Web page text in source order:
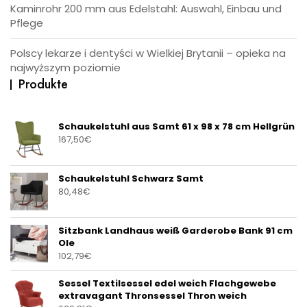
Kaminrohr 200 mm aus Edelstahl: Auswahl, Einbau und
Pflege
Polscy lekarze i dentyści w Wielkiej Brytanii – opieka na
najwyższym poziomie
Produkte
Schaukelstuhl aus Samt 61 x 98 x 78 cm Hellgrün
167,50€
Schaukelstuhl Schwarz Samt
80,48€
Sitzbank Landhaus weiß Garderobe Bank 91 cm
Ole
102,79€
Sessel Textilsessel edel weich Flachgewebe
extravagant Thronsessel Thron weich